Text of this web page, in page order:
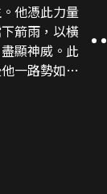
他憑此力量
箭雨，以橫
顯神威。此
一路勢如破
拳打飛。劉
魄散。最
結局。